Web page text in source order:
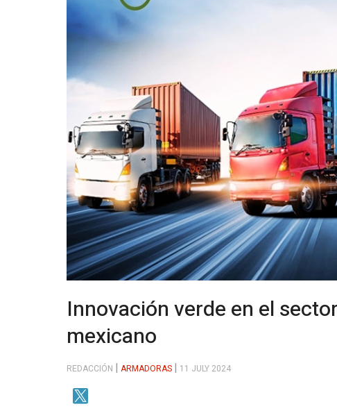
Innovación verde en el
mexicano
REDACCIÓN ARMADORAS 11 JULY 2024